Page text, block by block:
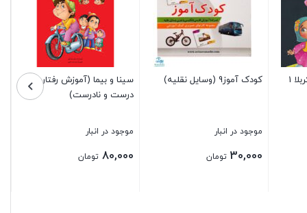
1 کودک آموز9 (وسایل نقلیه)
موجود در انبار
30,000 تومان
سینا و بیما (آموزش رفتارهای
درست و نادرست)
موجود در انبار
80,000 تومان